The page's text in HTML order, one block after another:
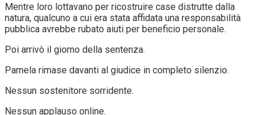
Mentre loro lottavano per ricostruire case distrutte dalla
natura, qualcuno a cui era stata affidata una responsabilità
pubblica avrebbe rubato aiuti per beneficio personale.
Poi arrivò il giorno della sentenza.
Pamela rimase davanti al giudice in completo silenzio.
Nessun sostenitore sorridente.
Nessun applauso online.